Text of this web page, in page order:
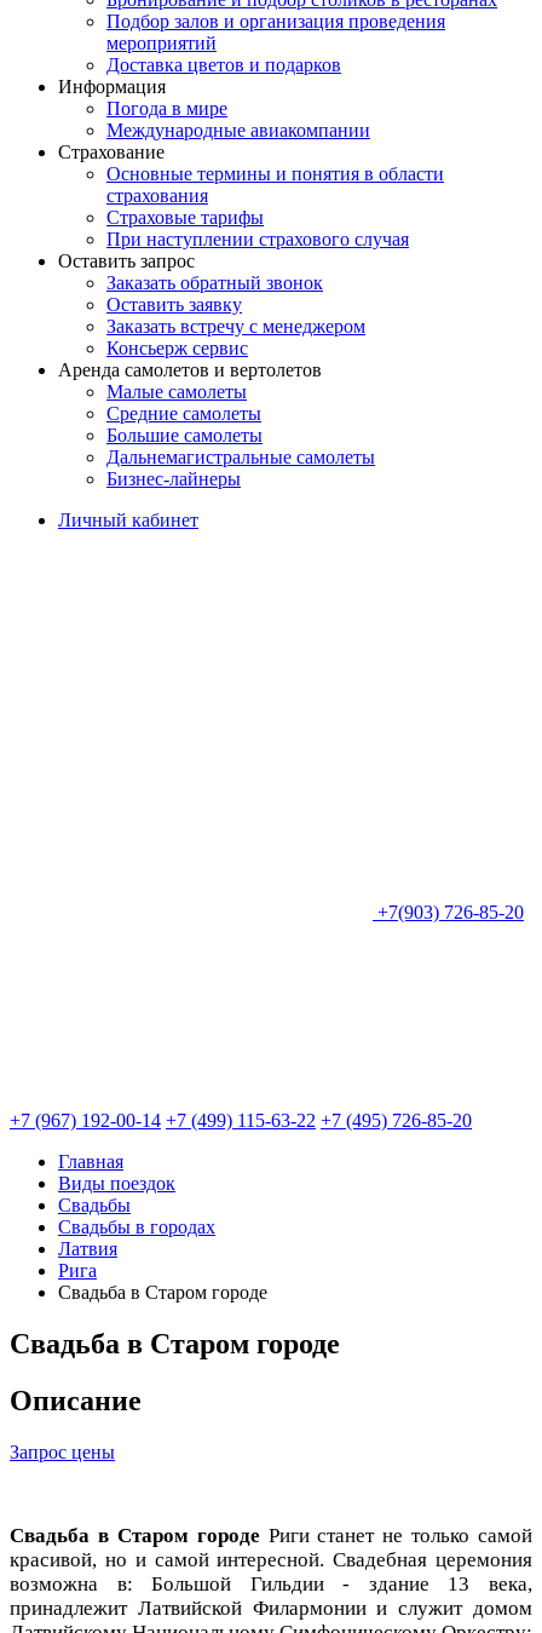
Подбор залов и организация проведения
мероприятий
Доставка цветов и подарков
Информация
Погода в мире
Международные авиакомпании
Страхование
Основные термины и понятия в области
страхования
Страховые тарифы
При наступлении страхового случая
Оставить запрос
Заказать обратный звонок
Оставить заявку
Заказать встречу с менеджером
Консьерж сервис
Аренда самолетов и вертолетов
Малые самолеты
Средние самолеты
Большие самолеты
Дальнемагистральные самолеты
Бизнес-лайнеры
Личный кабинет
+7(903) 726-85-20
+7 (967) 192-00-14 +7 (499) 115-63-22 +7 (495) 726-85-20
Главная
Виды поездок
Свадьбы
Свадьбы в городах
Латвия
Рига
Свадьба в Старом городе
Свадьба в Старом городе
Описание
Запрос цены
Свадьба в Старом городе Риги станет не только самой
красивой, но и самой интересной. Свадебная церемония
возможна в: Большой Гильдии - здание 13 века,
принадлежит Латвийской Филармонии и служит домом